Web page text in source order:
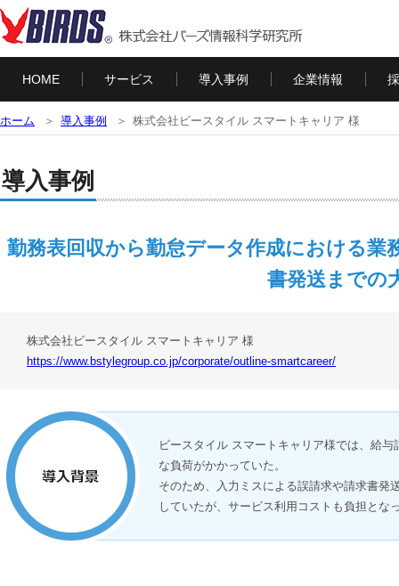
HOME サービス 導入事例 企業情報
ホーム 導入事例 株式会社ビースタイル スマートキャリア 様
導入事例
勤務表回収から勤怠データ作成における
書発送までの
株式会社ビースタイル スマートキャリア 様
https://www.bstylegroup.co.jp/corporate/outline-smartcareer/
ビースタイル スマートキャリア様では、給
な負荷がかかっていた。
そのため、入力ミスによる誤請求や請求書発
していたが、サービス利用コストも負担とな